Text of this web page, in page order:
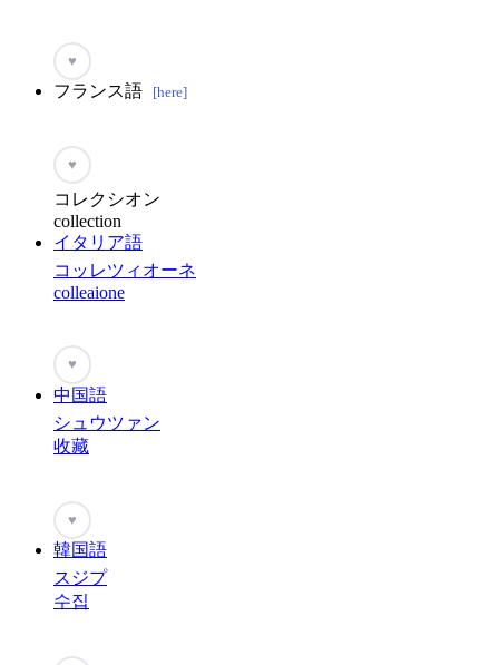
♥
フランス語 [here]
♥
コレクシオン
collection
イタリア語
コッレツィオーネ
colleaione
♥
中国語
シュウツァン
收藏
♥
韓国語
スジプ
수집